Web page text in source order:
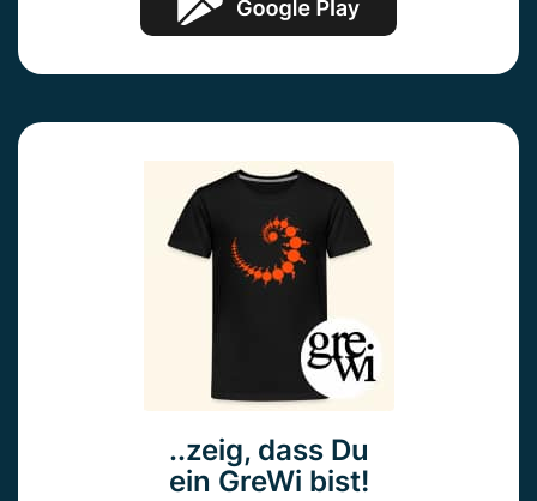
..zeig, dass Du
ein GreWi bist!